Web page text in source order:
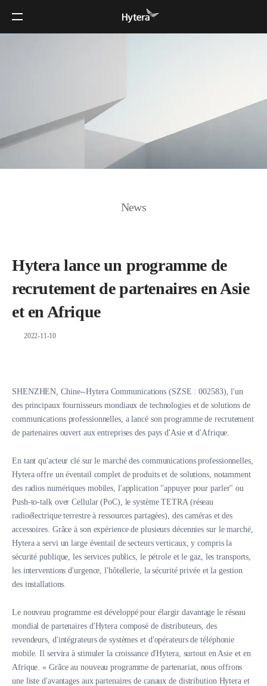
News
Hytera lance un programme de
recrutement de partenaires en Asie
et en Afrique
2022-11-10
SHENZHEN, Chine--Hytera Communications (SZSE : 002583), l'un
des principaux fournisseurs mondiaux de technologies et de solutions de
communications professionnelles, a lancé son programme de recrutement
de partenaires ouvert aux entreprises des pays d'Asie et d'Afrique.
En tant qu'acteur clé sur le marché des communications professionnelles,
Hytera offre un éventail complet de produits et de solutions, notamment
des radios numériques mobiles, l'application "appuyer pour parler" ou
Push-to-talk over Cellular (PoC), le système TETRA (réseau
radioélectrique terrestre à ressources partagées), des caméras et des
accessoires. Grâce à son expérience de plusieurs décennies sur le marché,
Hytera a servi un large éventail de secteurs verticaux, y compris la
sécurité publique, les services publics, le pétrole et le gaz, les transports,
les interventions d'urgence, l'hôtellerie, la sécurité privée et la gestion
des installations.
Le nouveau programme est développé pour élargir davantage le réseau
mondial de partenaires d'Hytera composé de distributeurs, des
revendeurs, d'intégrateurs de systèmes et d'opérateurs de téléphonie
mobile. Il servira à stimuler la croissance d'Hytera, surtout en Asie et en
Afrique. « Grâce au nouveau programme de partenariat, nous offrons
une liste d'avantages aux partenaires de canaux de distribution Hytera et